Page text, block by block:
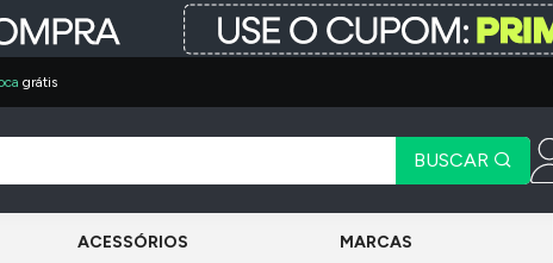
grátis
BUSCAR
ACESSÓRIOS MARCAS